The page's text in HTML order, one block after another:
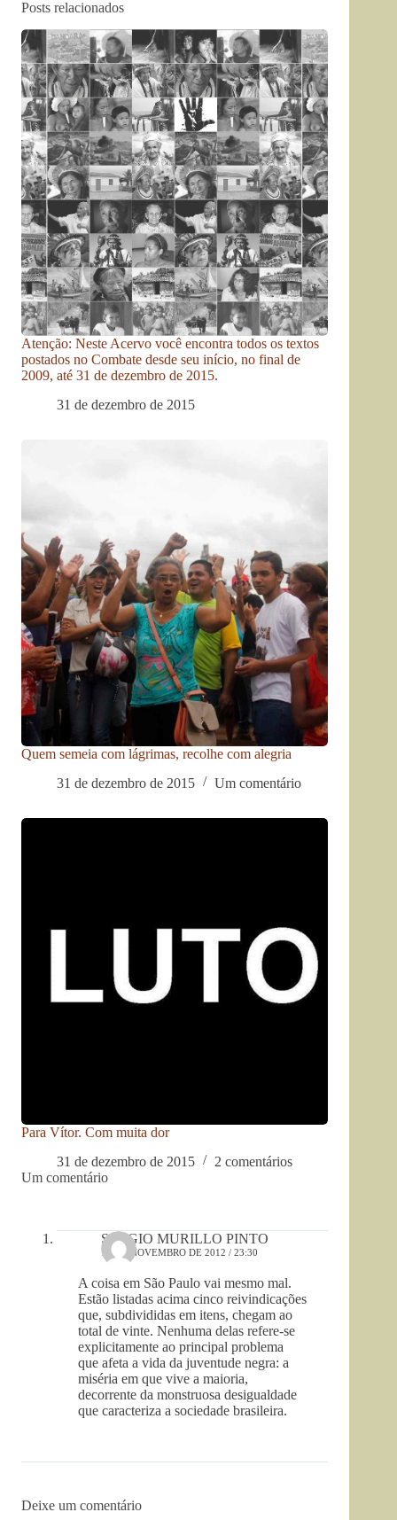
Posts relacionados
Atenção: Neste Acervo você encontra todos os textos
postados no Combate desde seu início, no final de
2009, até 31 de dezembro de 2015.
31 de dezembro de 2015
Quem semeia com lágrimas, recolhe com alegria
31 de dezembro de 2015
Um comentário
Para Vítor. Com muita dor
31 de dezembro de 2015
2 comentários
Um comentário
SERGIO MURILLO PINTO
12 DE NOVEMBRO DE 2012 / 23:30
A coisa em São Paulo vai mesmo mal.
Estão listadas acima cinco reivindicações
que, subdivididas em itens, chegam ao
total de vinte. Nenhuma delas refere-se
explicitamente ao principal problema
que afeta a vida da juventude negra: a
miséria em que vive a maioria,
decorrente da monstruosa desigualdade
que caracteriza a sociedade brasileira.
Deixe um comentário